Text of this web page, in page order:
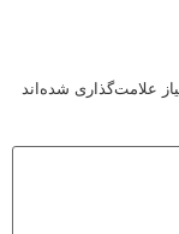
علامت‌گذاری شده‌اند